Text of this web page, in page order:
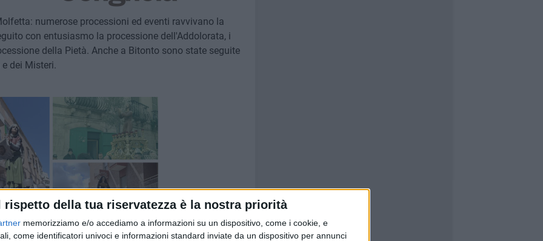
rispetto della tua riservatezza è la nostra priorità
memorizziamo e/o accediamo a informazioni su un dispositivo, come i cookie, e
come identificatori univoci e informazioni standard inviate da un dispositivo per annunci
numerose processioni ed eventi ravvivano la
con entusiasmo la processione dell'Addolorata, i
della Pietà. Anche a Bitonto sono state seguite
dei Misteri.